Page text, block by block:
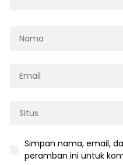
Simpan nama, email,
peramban ini untuk